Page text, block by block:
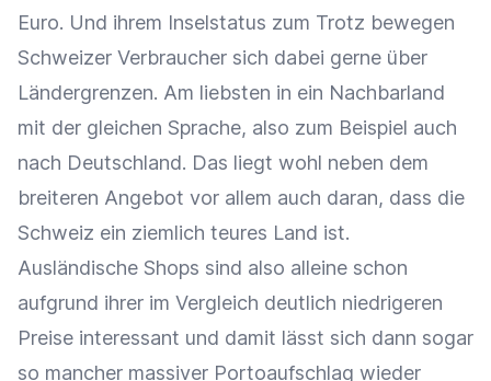
Euro. Und ihrem Inselstatus zum Trotz bewegen
Schweizer Verbraucher sich dabei gerne über
Ländergrenzen. Am liebsten in ein Nachbarland
mit der gleichen Sprache, also zum Beispiel auch
nach Deutschland. Das liegt wohl neben dem
breiteren Angebot vor allem auch daran, dass die
Schweiz ein ziemlich teures Land ist.
Ausländische Shops sind also alleine schon
aufgrund ihrer im Vergleich deutlich niedrigeren
Preise interessant und damit lässt sich dann sogar
so mancher massiver Portoaufschlag wieder